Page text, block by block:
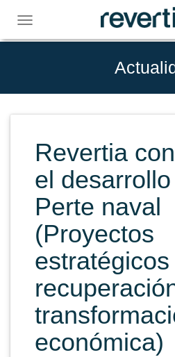
content
Toggle
navigation
Revertia
el
Perte naval
(Proyectos
económica)